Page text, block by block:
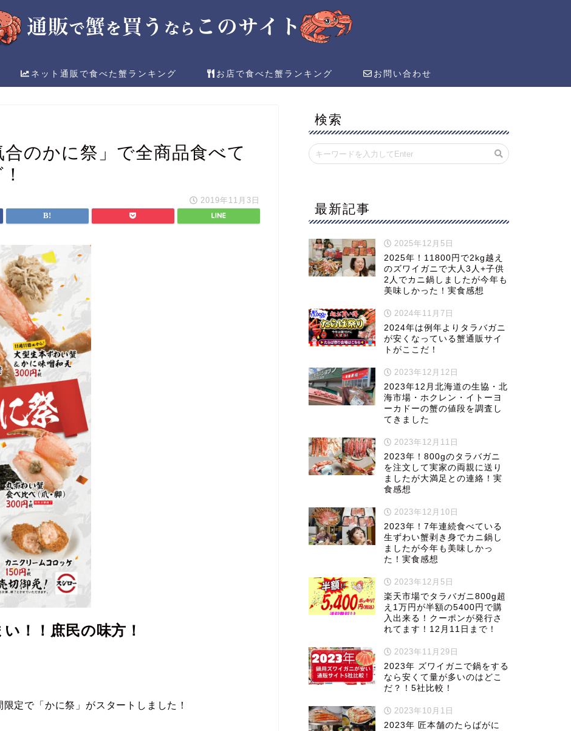
ネット通販で食べた蟹ランキング お店で食べた蟹ランキング お問い合わせ
のかに祭」で全商品食べて
2019年11月3日
！！庶民の味方！
定で「かに祭」がスタートしました！
検索
最新記事
2025年12月5日
2025年！11800円で2kg越え
のズワイガニで大人3人+子供
2人でカニ鍋しましたが今年も
美味しかった！実食感想
2024年11月7日
2024年は例年よりタラバガニ
が安くなっている蟹通販サイ
トがここだ！
2023年12月12日
2023年12月北海道の生協・北
海市場・ホクレン・イトーヨ
ーカドーの蟹の値段を調査し
てきました
2023年12月11日
2023年！800gのタラバガニ
を注文して実家の両親に送り
ましたが大満足との連絡！実
食感想
2023年12月10日
2023年！7年連続食べている
生ずわい蟹剥き身でカニ鍋し
ましたが今年も美味しかっ
た！実食感想
2023年12月5日
楽天市場でタラバガニ800g超
え1万円が半額の5400円で購
入出来る！クーポンが発行さ
れてます！12月11日まで！
2023年11月29日
2023年 ズワイガニで鍋をする
なら安くて量が多いのはどこ
だ？！5社比較！
2023年10月1日
2023年 匠本舗のたらばがに